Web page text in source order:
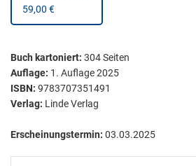
59,00 €
Buch kartoniert: 304Seiten
Auflage: 1. Auflage 2025
ISBN: 9783707351491
Verlag: Linde Verlag
Erscheinungstermin: 03.03.2025